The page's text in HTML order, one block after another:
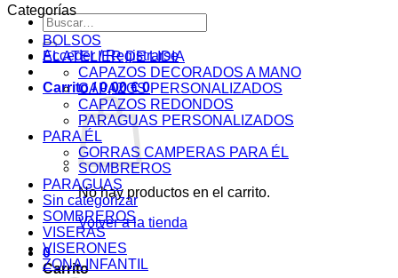
Buscar
por:
Acceder / Registrarse
Carrito /0,00€ 0
No hay productos en el carrito.
Volver a la tienda
0
Carrito
Categorías
BOLSOS
EL ATELIER DE LIDIA
CAPAZOS DECORADOS A MANO
CAPAZOS PERSONALIZADOS
CAPAZOS REDONDOS
PARAGUAS PERSONALIZADOS
PARA ÉL
GORRAS CAMPERAS PARA ÉL
SOMBREROS
PARAGUAS
Sin categorizar
SOMBREROS
VISERAS
VISERONES
ZONA INFANTIL